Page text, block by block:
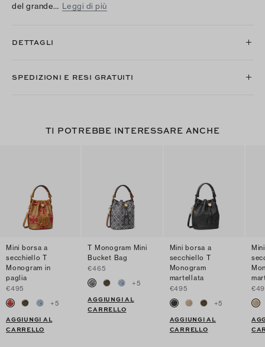
del grande… Leggi di più
DETTAGLI
SPEDIZIONI E RESI GRATUITI
TI POTREBBE INTERESSARE ANCHE
Mini borsa a
secchiello T
Monogram in
paglia
€495
+5
AGGIUNGI AL
CARRELLO
T Monogram Mini
Bucket Bag
€465
+5
AGGIUNGI AL
CARRELLO
Mini borsa a
secchiello T
Monogram
martellata
€495
+5
AGGIUNGI AL
CARRELLO